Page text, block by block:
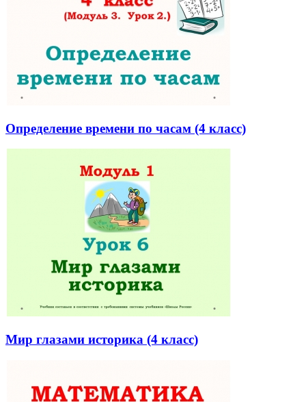
Определение времени по часам (4 класс)
Мир глазами историка (4 класс)